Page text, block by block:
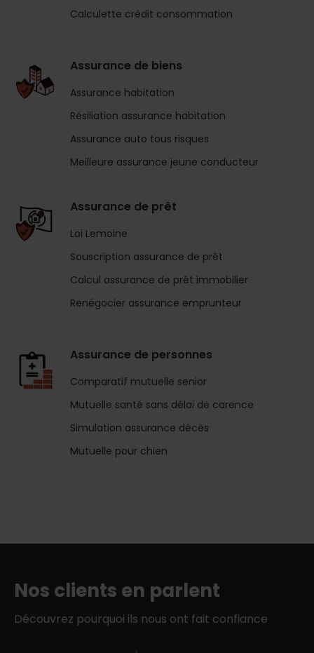
Calculette crédit consommation
Assurance de biens
Assurance habitation
Résiliation assurance habitation
Assurance auto tous risques
Meilleure assurance jeune conducteur
Assurance de prêt
Loi Lemoine
Souscription assurance de prêt
Calcul assurance de prêt immobilier
Renégocier assurance emprunteur
Assurance de personnes
Comparatif mutuelle senior
Mutuelle santé sans délai de carence
Simulation assurance décès
Mutuelle pour chien
Nos clients en parlent
Découvrez pourquoi ils nous ont fait confiance